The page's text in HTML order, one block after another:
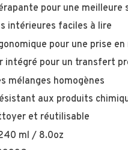
pour une meilleure
intérieures faciles à lire
pour une prise
intégré pour un transfert
mélanges homogènes
aux produits
et réutilisable
ml / 8.0oz